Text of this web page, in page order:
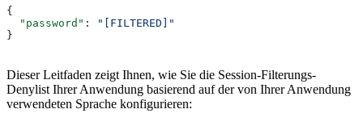
{
  "password"
:
"[FILTERED]"
}
Dieser Leitfaden zeigt Ihnen, wie Sie die Session-Filterungs-
Denylist Ihrer Anwendung basierend auf der von Ihrer Anwendung
verwendeten Sprache konfigurieren: